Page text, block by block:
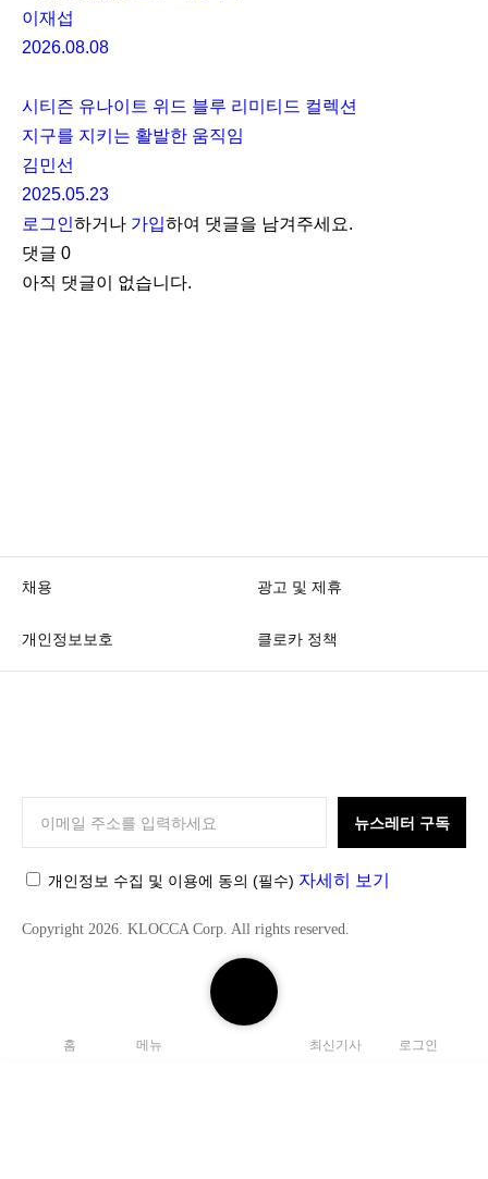
검
색
홈 메뉴 최신기사 로그인
이재섭
2026.08.08
시티즌 유나이트 위드 블루 리미티드 컬렉션
지구를 지키는 활발한 움직임
김민선
2025.05.23
로그인하거나 가입하여 댓글을 남겨주세요.
댓글 0
아직 댓글이 없습니다.
채용 광고 및 제휴
개인정보보호 클로카 정책
C
C
뉴스레터 구독
개인정보 수집 및 이용에 동의 (필수) 자세히 보기
Copyright 2026. KLOCCA Corp. All rights reserved.